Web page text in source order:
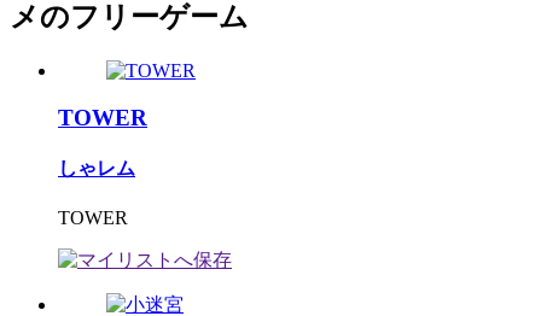
メのフリーゲーム
TOWER
しゃレム
TOWER